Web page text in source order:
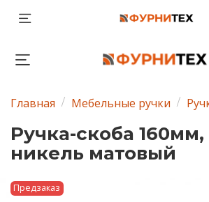
Главная Мебельные ручки
Ручка-скоба 160мм,
никель матовый
Предзаказ